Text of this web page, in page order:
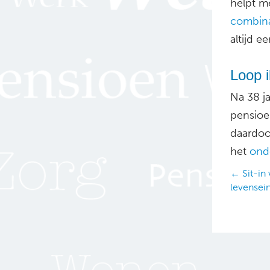
helpt
altijd
Loop
Na 38
het
Posts
← Sit-in